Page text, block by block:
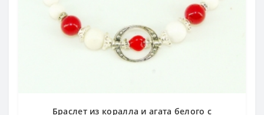
Браслет из коралла и агата белого с